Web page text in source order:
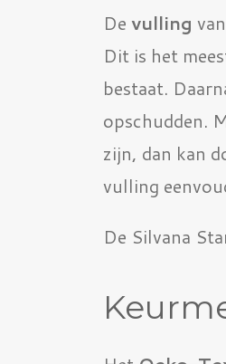
De vulling
Dit is het
bestaat.
opschudden.
zijn, dan kan
vulling
De Silvana